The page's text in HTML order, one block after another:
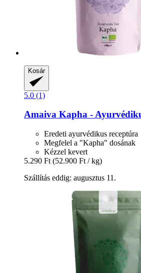
Kosár
5.0 (1)
Amaiva Kapha -​
Eredeti ayurvédikus receptúra
Megfelel a "Kapha" dosának
Kézzel kevert
5.290 Ft (52.900 Ft / kg)
Szállítás eddig: augusztus 11.